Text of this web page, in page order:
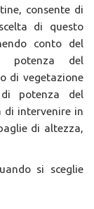
consente di
di questo
conto del
potenza del
di vegetazione
potenza del
di intervenire in
di altezza,
si sceglie